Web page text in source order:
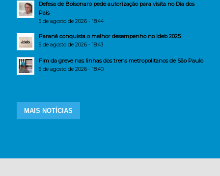
Defesa de Bolsonaro pede autorização para visita no Dia dos
Pais
5 de agosto de 2026 - 18:44
Paraná conquista o melhor desempenho no Ideb 2025
5 de agosto de 2026 - 18:43
Fim da greve nas linhas dos trens metropolitanos de São Paulo
5 de agosto de 2026 - 18:40
MAIS NOTÍCIAS